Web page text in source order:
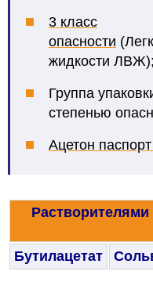
3 класс
опасности
жидкости ЛВЖ);
Группа
степенью
Ацетон
Бутилацетат